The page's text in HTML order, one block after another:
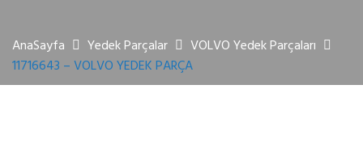
AnaSayfa Yedek Parçalar
VOLVO Yedek Parçaları
11716643 – VOLVO YEDEK PARÇA